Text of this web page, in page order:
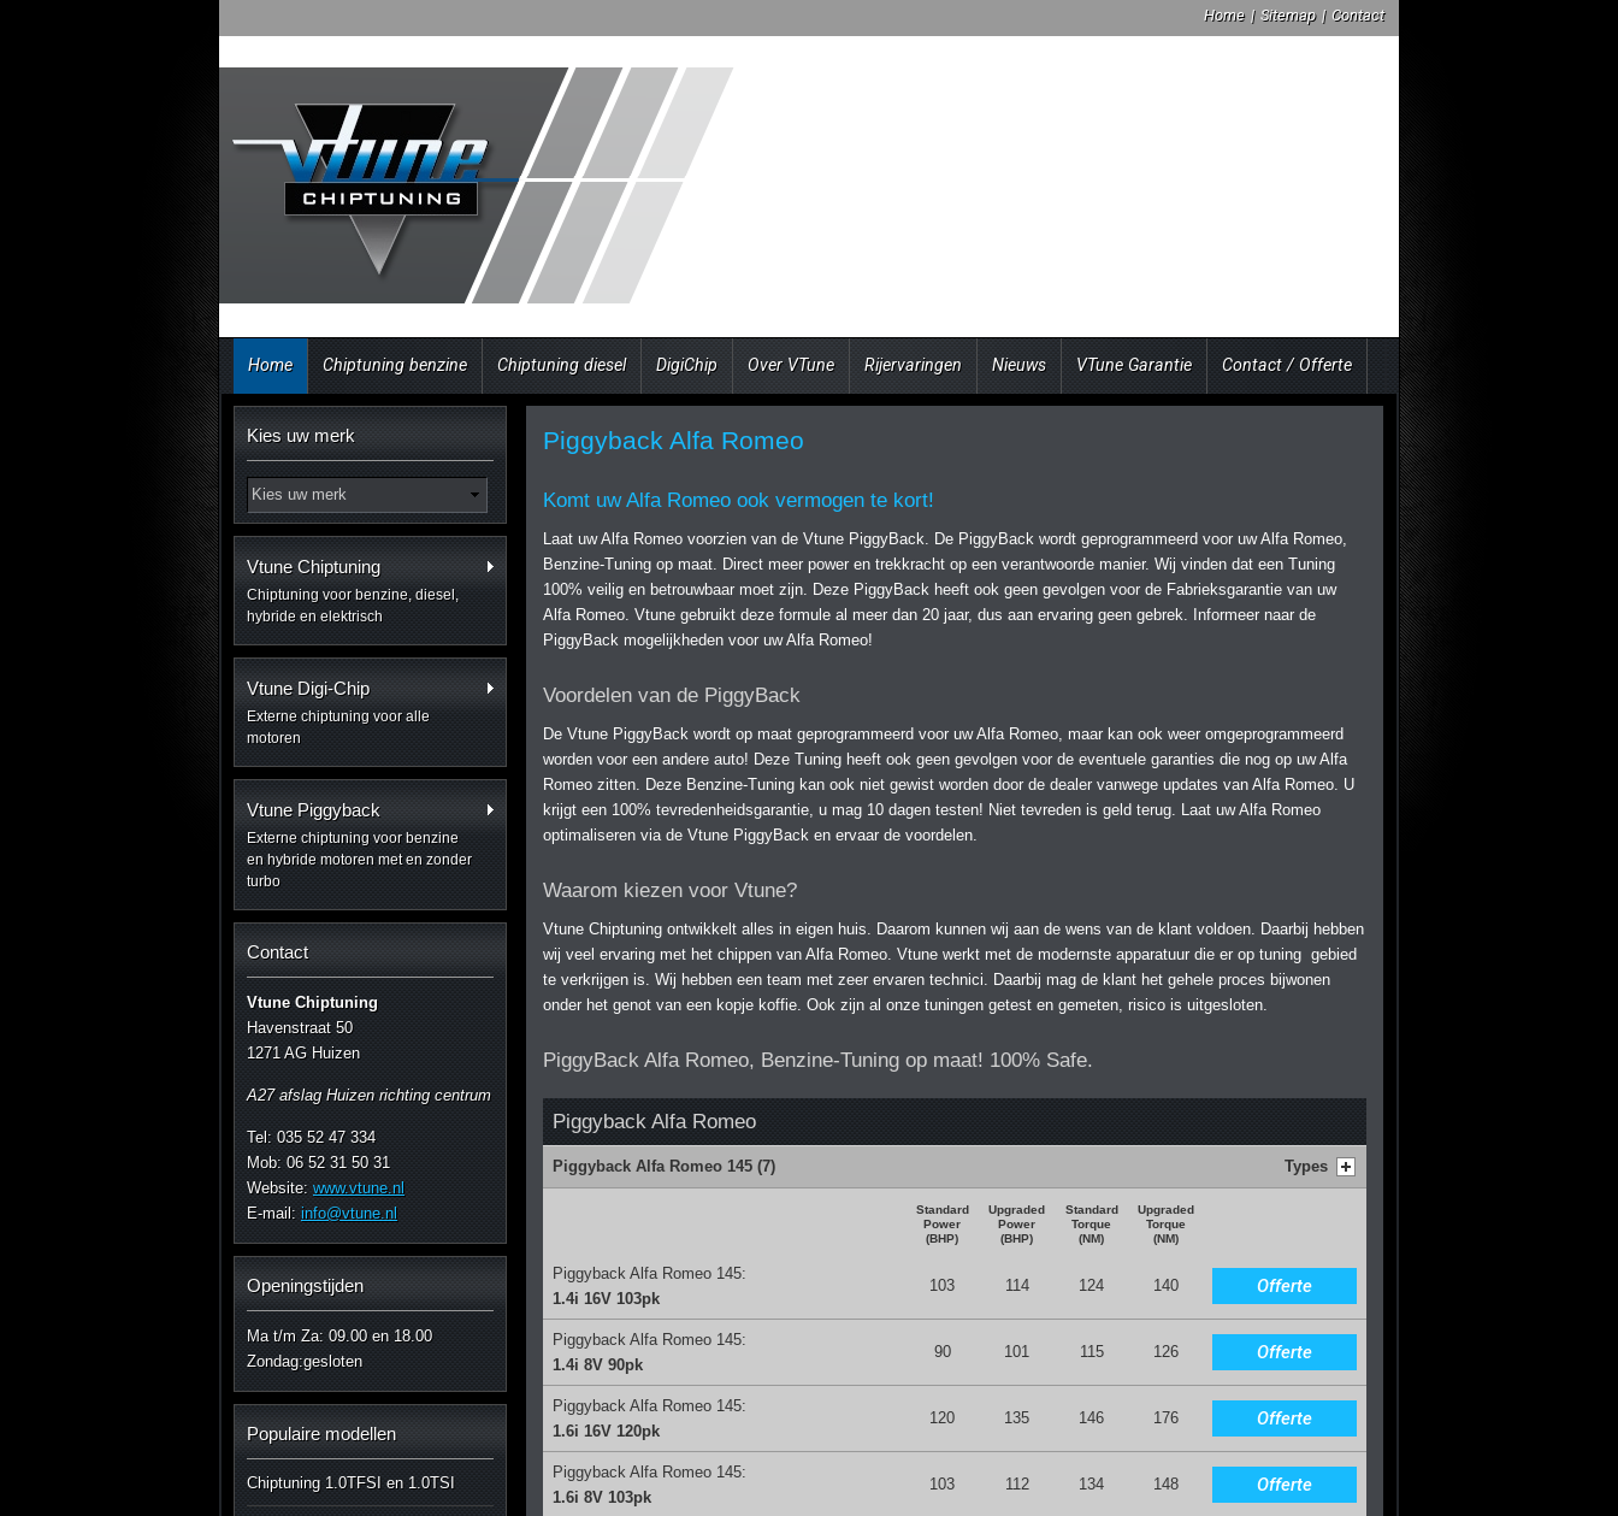
Home | Sitemap | Contact
Home Chiptuning benzine Chiptuning diesel DigiChip Over VTune Rijervaringen Nieuws VTune Garantie Contact / Offerte
Kies uw merk
Vtune Chiptuning
Chiptuning voor benzine, diesel,
hybride en elektrisch
Vtune Digi-Chip
Externe chiptuning voor alle
motoren
Vtune Piggyback
Externe chiptuning voor benzine
en hybride motoren met en zonder
turbo
Contact
Vtune Chiptuning
Havenstraat 50
1271 AG Huizen
A27 afslag Huizen richting centrum
Tel: 035 52 47 334
Mob: 06 52 31 50 31
Website: www.vtune.nl
E-mail: info@vtune.nl
Openingstijden
Ma t/m Za: 09.00 en 18.00
Zondag:gesloten
Populaire modellen
Chiptuning 1.0TFSI en 1.0TSI
Piggyback Alfa Romeo
Komt uw Alfa Romeo ook vermogen te kort!
Laat uw Alfa Romeo voorzien van de Vtune PiggyBack. De PiggyBack wordt geprogrammeerd voor uw Alfa Romeo,
Benzine-Tuning op maat. Direct meer power en trekkracht op een verantwoorde manier. Wij vinden dat een Tuning
100% veilig en betrouwbaar moet zijn. Deze PiggyBack heeft ook geen gevolgen voor de Fabrieksgarantie van uw
Alfa Romeo. Vtune gebruikt deze formule al meer dan 20 jaar, dus aan ervaring geen gebrek. Informeer naar de
PiggyBack mogelijkheden voor uw Alfa Romeo!
Voordelen van de PiggyBack
De Vtune PiggyBack wordt op maat geprogrammeerd voor uw Alfa Romeo, maar kan ook weer omgeprogrammeerd
worden voor een andere auto! Deze Tuning heeft ook geen gevolgen voor de eventuele garanties die nog op uw Alfa
Romeo zitten. Deze Benzine-Tuning kan ook niet gewist worden door de dealer vanwege updates van Alfa Romeo. U
krijgt een 100% tevredenheidsgarantie, u mag 10 dagen testen! Niet tevreden is geld terug. Laat uw Alfa Romeo
optimaliseren via de Vtune PiggyBack en ervaar de voordelen.
Waarom kiezen voor Vtune?
Vtune Chiptuning ontwikkelt alles in eigen huis. Daarom kunnen wij aan de wens van de klant voldoen. Daarbij hebben
wij veel ervaring met het chippen van Alfa Romeo. Vtune werkt met de modernste apparatuur die er op tuning gebied
te verkrijgen is. Wij hebben een team met zeer ervaren technici. Daarbij mag de klant het gehele proces bijwonen
onder het genot van een kopje koffie. Ook zijn al onze tuningen getest en gemeten, risico is uitgesloten.
PiggyBack Alfa Romeo, Benzine-Tuning op maat! 100% Safe.
Piggyback Alfa Romeo
Piggyback Alfa Romeo 145 (7) Types
Standard
Power
(BHP)
Upgraded
Power
(BHP)
Standard
Torque
(NM)
Upgraded
Torque
(NM)
Piggyback Alfa Romeo 145:
1.4i 16V 103pk
103 114 124 140 Offerte
Piggyback Alfa Romeo 145:
1.4i 8V 90pk
90 101 115 126 Offerte
Piggyback Alfa Romeo 145:
1.6i 16V 120pk
120 135 146 176 Offerte
Piggyback Alfa Romeo 145:
1.6i 8V 103pk
103 112 134 148 Offerte